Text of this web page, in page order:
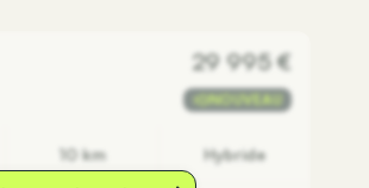
29 995 €
NOUVEAU
10 km Hybride